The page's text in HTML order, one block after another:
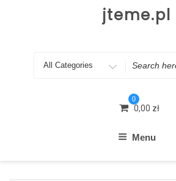
jteme.pl
Search
0
0,00 zł
Menu